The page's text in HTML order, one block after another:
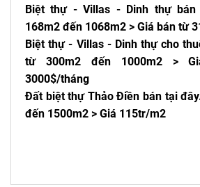
Biệt thự - Villas - Dinh thự
168m2 đến 1068m2 > Giá bán từ
Biệt thự - Villas - Dinh thự cho
từ 300m2 đến 1000m2 >
3000$/tháng
Đất biệt thự Thảo Điền bán tại đây
đến 1500m2 > Giá 115tr/m2